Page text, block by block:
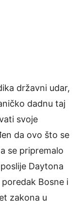
državni udar,
dadnu taj
svoje
da ovo što se
se pripremalo
Daytona
Bosne i
zakona u